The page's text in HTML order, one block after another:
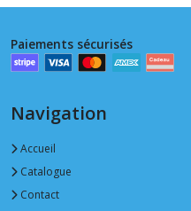
Paiements sécurisés
Navigation
Accueil
Catalogue
Contact